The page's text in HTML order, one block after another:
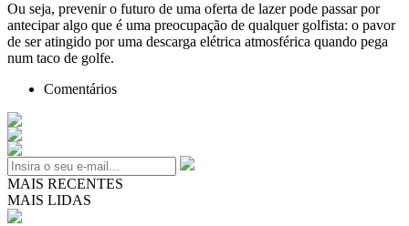
Ou seja, prevenir o futuro de uma oferta de lazer pode passar por
antecipar algo que é uma preocupação de qualquer golfista: o pavor
de ser atingido por uma descarga elétrica atmosférica quando pega
num taco de golfe.
Comentários
MAIS RECENTES
MAIS LIDAS